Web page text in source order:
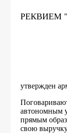
РЕКВИЕМ
утвержден
автономным
прямым
свою